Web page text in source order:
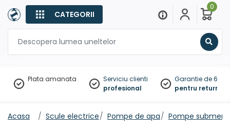
CATEGORII
0
Plata amanata
Serviciu clienti
profesional
Garantie de 60
pentru
Acasa Scule electrice Pompe de apa Pompe